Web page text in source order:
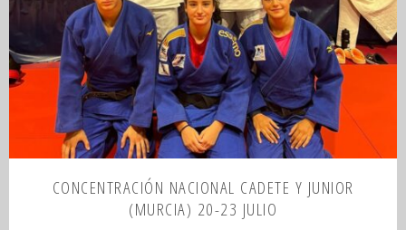
CONCENTRACIÓN NACIONAL CADETE Y JUNIOR
(MURCIA) 20-23 JULIO